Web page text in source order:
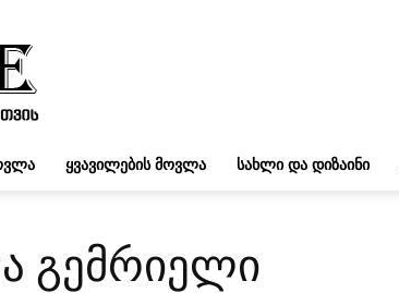
ᲧᲕᲐᲕᲘᲚᲔᲑᲘᲡ ᲛᲝᲕᲚᲐ ᲡᲐᲮᲚᲘ ᲓᲐ ᲓᲘᲖᲐᲘᲜᲘ
გემრიელი